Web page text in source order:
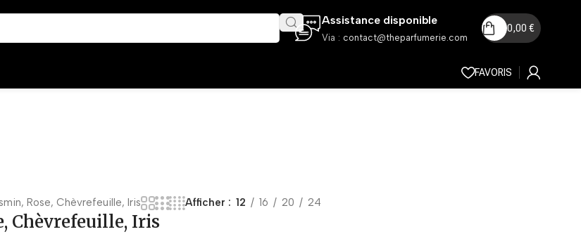
Assistance disponible
Via : contact@theparfumerie.com
0,00 €
FAVORIS
Rose, Chèvrefeuille, Iris Afficher 12 16 20 24
Chèvrefeuille, Iris